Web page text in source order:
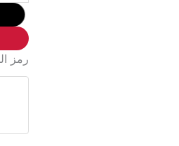
لقم
14ق
(
مربع
رمز